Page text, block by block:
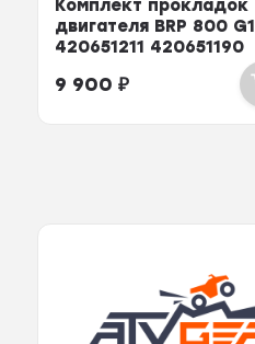
Комплект прокладок
двигателя BRP 800 G1
420651211 420651190
9 900₽